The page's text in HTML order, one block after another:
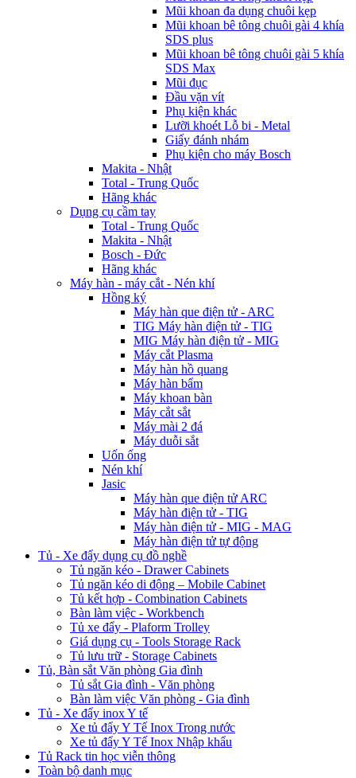
Mũi khoan đa dụng chuôi kẹp
Mũi khoan bê tông chuôi gài 4 khía
SDS plus
Mũi khoan bê tông chuôi gài 5 khía
SDS Max
Mũi đục
Đầu vặn vít
Phụ kiện khác
Lưỡi khoét Lỗ bi - Metal
Giấy đánh nhám
Phụ kiện cho máy Bosch
Makita - Nhật
Total - Trung Quốc
Hãng khác
Dụng cụ cầm tay
Total - Trung Quốc
Makita - Nhật
Bosch - Đức
Hãng khác
Máy hàn - máy cắt - Nén khí
Hồng ký
Máy hàn que điện tử - ARC
TIG Máy hàn điện tử - TIG
MIG Máy hàn điện tử - MIG
Máy cắt Plasma
Máy hàn hồ quang
Máy hàn bẩm
Máy khoan bàn
Máy cắt sắt
Máy mài 2 đá
Máy duỗi sắt
Uốn ống
Nén khí
Jasic
Máy hàn que điện tử ARC
Máy hàn điện tử - TIG
Máy hàn điện tử - MIG - MAG
Máy hàn điện tử tự động
Tủ - Xe đẩy dụng cụ đồ nghề
Tủ ngăn kéo - Drawer Cabinets
Tủ ngăn kéo di động – Mobile Cabinet
Tủ kết hợp - Combination Cabinets
Bàn làm việc - Workbench
Tủ xe đẩy - Plaform Trolley
Giá dụng cụ - Tools Storage Rack
Tủ lưu trữ - Storage Cabinets
Tủ, Bàn sắt Văn phòng Gia đình
Tủ sắt Gia đình - Văn phòng
Bàn làm việc Văn phòng - Gia đình
Tủ - Xe đẩy inox Y tế
Xe tủ đẩy Y Tế Inox Trong nước
Xe tủ đẩy Y Tế Inox Nhập khẩu
Tủ Rack tin học viễn thông
Toàn bộ danh mục